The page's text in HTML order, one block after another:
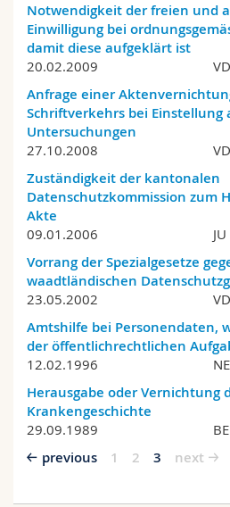
Notwendigkeit der freien und
Einwilligung bei
damit diese aufgeklärt ist
20.02.2009 VD
Anfrage einer
Schriftverkehrs bei
Untersuchungen
27.10.2008 VD
Zuständigkeit der kantonalen
Datenschutzkommission zum
Akte
09.01.2006 JU
Vorrang der Spezialgesetze
waadtländischen
23.05.2002 VD
Amtshilfe bei Personendaten,
der öffentlichrechtlichen
12.02.1996 NE
Herausgabe oder Vernichtung
Krankengeschichte
29.09.1989 BE
previous 1 2 3 next